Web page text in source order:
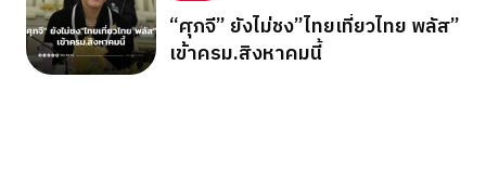
“ศุภจี” ยังไม่ชง”ไทยเที่ยวไทย พลัส”
เข้าครม.สิงหาคมนี้